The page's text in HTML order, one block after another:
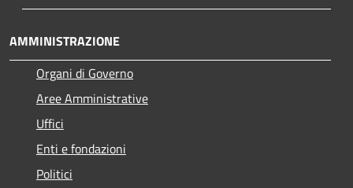
AMMINISTRAZIONE
Organi di Governo
Aree Amministrative
Uffici
Enti e fondazioni
Politici